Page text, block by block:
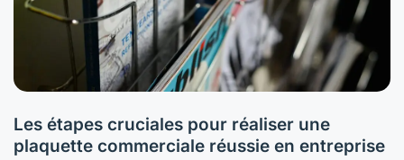
Les étapes cruciales pour réaliser une
plaquette commerciale réussie en entreprise